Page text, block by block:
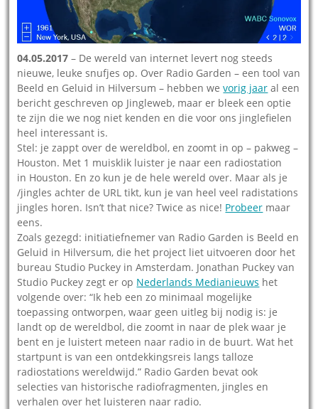
04.05.2017 – De wereld van internet levert nog steeds
nieuwe, leuke snufjes op. Over Radio Garden – een tool van
Beeld en Geluid in Hilversum – hebben wevorig jaar al een
bericht geschreven op Jingleweb, maar er bleek een optie
te zijn die we nog niet kenden en die voor ons jinglefielen
heel interessant is.
Stel: je zappt over de wereldbol, en zoomt in op – pakweg –
Houston. Met 1 muisklik luister je naar een radiostation
in Houston. En zo kun je de hele wereld over. Maar als je
/jingles achter de URL tikt, kun je van heel veel radistations
jingles horen. Isn’t that nice? Twice as nice! Probeer maar
eens.
Zoals gezegd: initiatiefnemer van Radio Garden is Beeld en
Geluid in Hilversum, die het project liet uitvoeren door het
bureau Studio Puckey in Amsterdam. Jonathan Puckey van
Studio Puckey zegt er op Nederlands Medianieuws het
volgende over: “Ik heb een zo minimaal mogelijke
toepassing ontworpen, waar geen uitleg bij nodig is: je
landt op de wereldbol, die zoomt in naar de plek waar je
bent en je luistert meteen naar radio in de buurt. Wat het
startpunt is van een ontdekkingsreis langs talloze
radiostations wereldwijd.” Radio Garden bevat ook
selecties van historische radiofragmenten, jingles en
verhalen over het luisteren naar radio.